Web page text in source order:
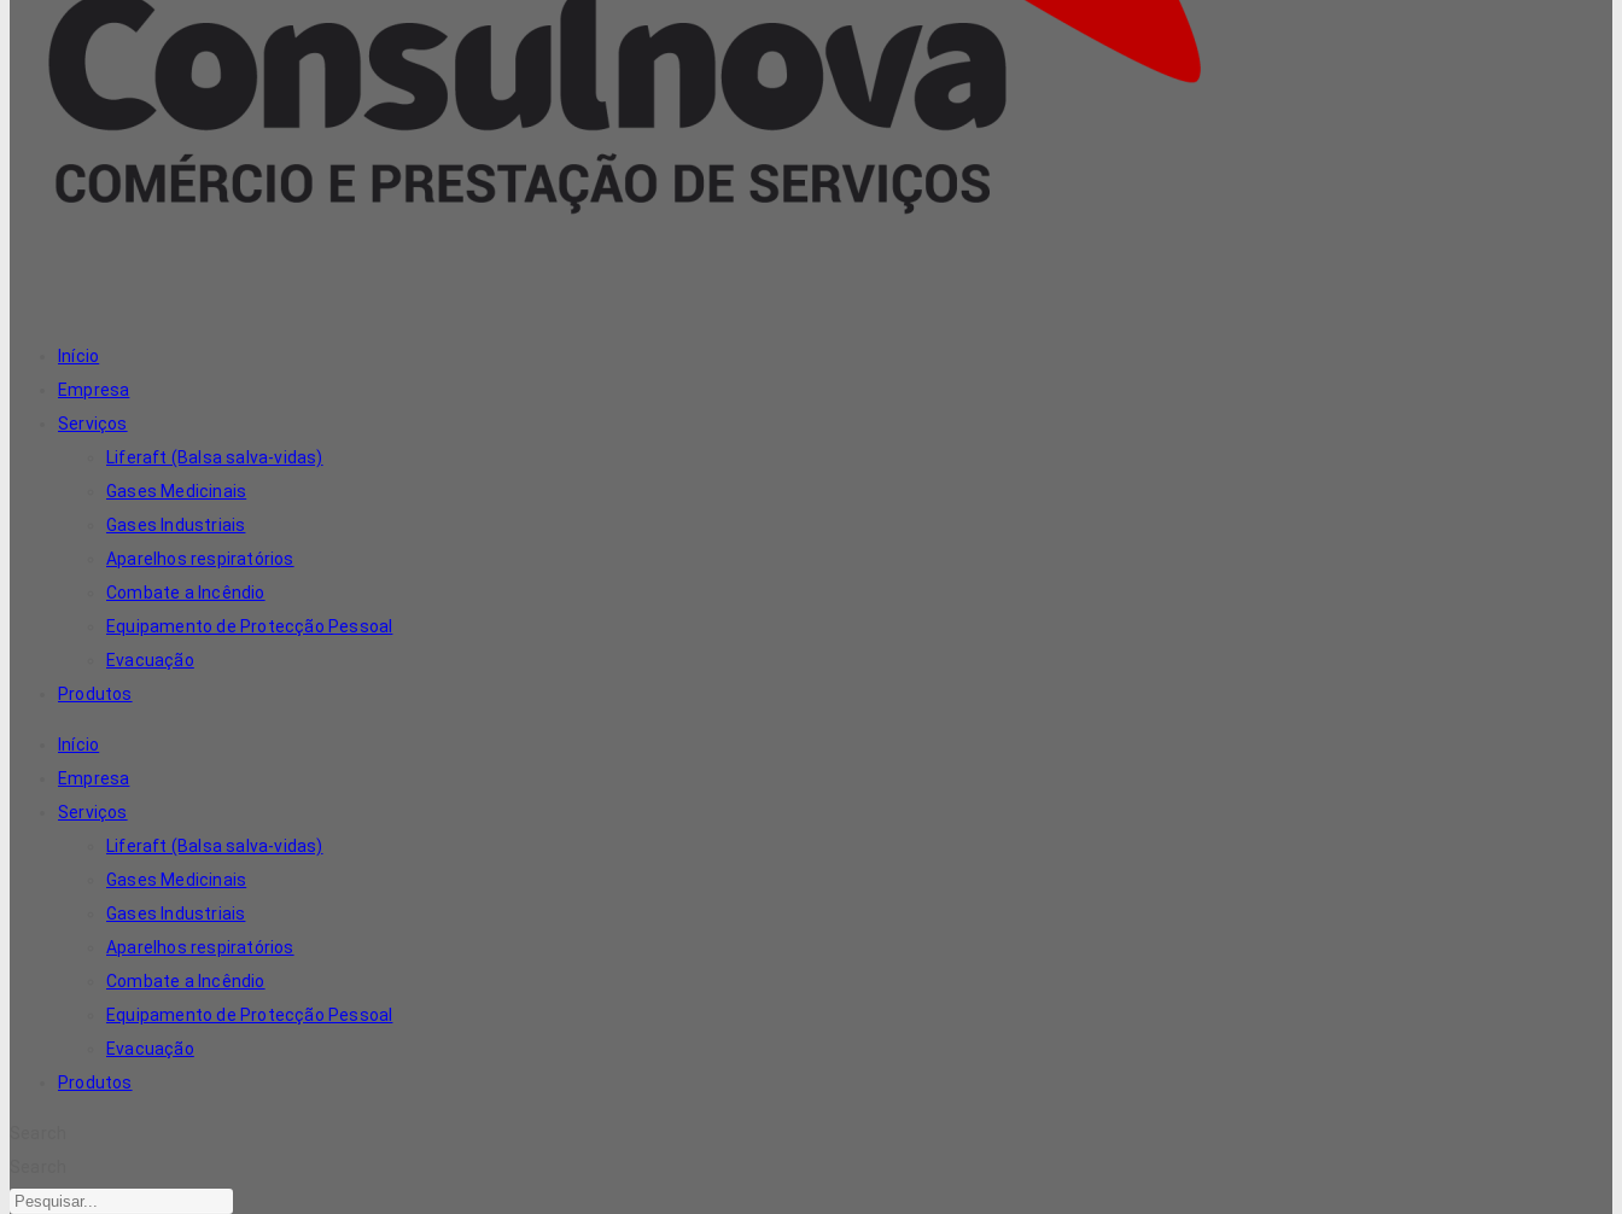
Início
Empresa
Serviços
Liferaft (Balsa salva-vidas)
Gases Medicinais
Gases Industriais
Aparelhos respiratórios
Combate a Incêndio
Equipamento de Protecção Pessoal
Evacuação
Produtos
Início
Empresa
Serviços
Liferaft (Balsa salva-vidas)
Gases Medicinais
Gases Industriais
Aparelhos respiratórios
Combate a Incêndio
Equipamento de Protecção Pessoal
Evacuação
Produtos